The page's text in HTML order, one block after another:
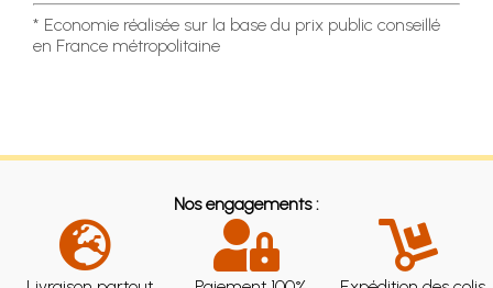
* Economie réalisée sur la base du prix public conseillé
en France métropolitaine
Nos engagements :